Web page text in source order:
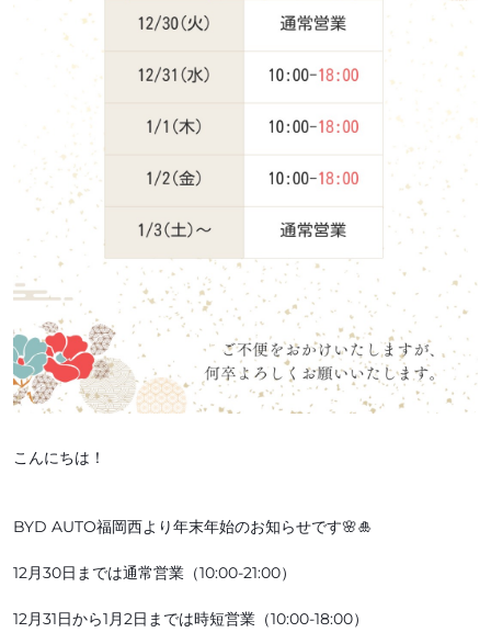
こんにちは！
BYD AUTO福岡西より年末年始のお知らせです🌸🎍
12月30日までは通常営業（10:00-21:00）
12月31日から1月2日までは時短営業（10:00-18:00）